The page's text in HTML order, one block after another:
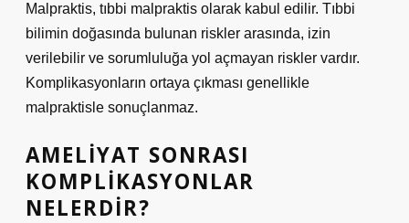
Malpraktis, tıbbi malpraktis olarak kabul edilir. Tıbbi
bilimin doğasında bulunan riskler arasında, izin
verilebilir ve sorumluluğa yol açmayan riskler vardır.
Komplikasyonların ortaya çıkması genellikle
malpraktisle sonuçlanmaz.
AMELIYAT SONRASI
KOMPLIKASYONLAR
NELERDIR?